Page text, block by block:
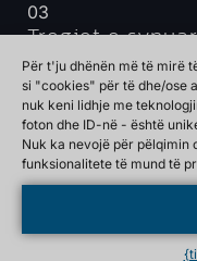
Për t'ju dhënën më të mirë
si "cookies" për të dhe/ose
nuk keni lidhje me
foton dhe ID-në - është
Nuk ka nevojë për pëlqimin
funksionalitete të mund të
03
Tregjet e
zhvillim e sipër:
Evropë - Azi
Amerika e Veriut -
Amerika e Jugut -
Mesme - Afrika
© 2026 International Metal
Mundësuar nga